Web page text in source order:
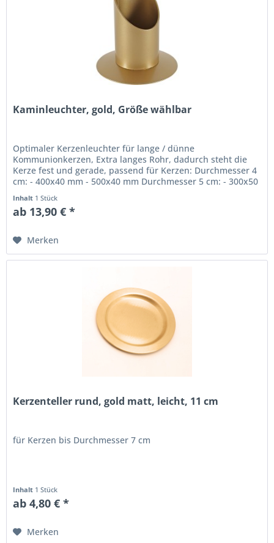
Kaminleuchter, gold, Größe wählbar
Optimaler Kerzenleuchter für lange / dünne
Kommunionkerzen, Extra langes Rohr, dadurch steht die
Kerze fest und gerade, passend für Kerzen: Durchmesser 4
cm: - 400x40 mm - 500x40 mm Durchmesser 5 cm: - 300x50
Inhalt 1 Stück
ab 13,90 € *
Merken
Kerzenteller rund, gold matt, leicht, 11 cm
für Kerzen bis Durchmesser 7 cm
Inhalt 1 Stück
ab 4,80 € *
Merken